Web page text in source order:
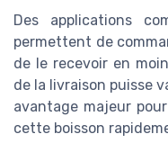
Des applications
permettent de
de le recevoir en
de la livraison puisse
avantage majeur
cette boisson